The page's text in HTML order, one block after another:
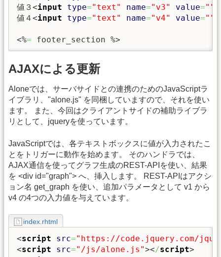
値３ <input type="text" name="v3" value=""
値４<input type="text" name="v4" value=""
<%= footer_section %>
AJAXによる更新
Aloneでは、サーバサイドとの連携のためのJavaScriptラ
イブラリ、"alone.js" を同梱していますので、それを使い
ます。 また、今回はクライアントサイドの補助ライブラ
リとして、jqueryを使っています。
JavaScriptでは、各テキストボックスに値が入力されたこ
とをトリガーに動作を始めます。 そのハンドラでは、
AJAX通信を使ってグラフ生成のREST-APIを使い、結果
を <div id="graph"> へ、挿入します。 REST-APIはアクシ
ョン名 get_graph を使い、追加パラメータとして v1 から
v4 の4つの入力値を与えています。
index.rhtml
<script src="https://code.jquery.com/
<script src="/js/alone.js"></script>